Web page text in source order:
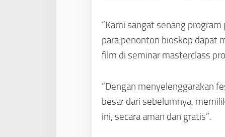
“Kami sangat senang
para penonton bioskop dapat
film di seminar masterclass
“Dengan menyelenggarakan
besar dari sebelumnya,
ini, secara aman dan gratis”.